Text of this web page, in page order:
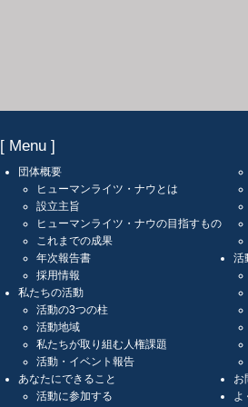
[ Menu ]
団体概要
ヒューマンライツ・ナウとは
設立主旨
ヒューマンライツ・ナウの目指すもの
これまでの成果
年次報告書
採用情報
私たちの活動
活動の3つの柱
活動地域
私たちが取り組む人権課題
活動・イベント報告
あなたにできること
活動に参加する
活
お
よ